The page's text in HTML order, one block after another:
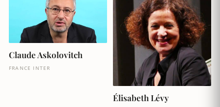
Claude Askolovitch
FRANCE INTER
Élisabeth Lévy